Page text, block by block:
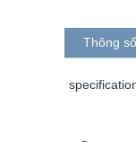
Thông